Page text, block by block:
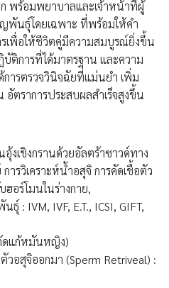
ฮอร์โมนในร่างกาย,
: IVM, IVF, E.T., ICSI, GIFT,
ดแก้หมันหญิง)
อสุจิออกมา (Sperm Retriveal) :
ธุกรรม PGD, PCR
ร2) ชั้น 1 สุขุมวิท 49 แขวง
พมหานคร 10110
น.
ก ชั้น 4 ถนนศรีนครินทร์ แขวง
มหานคร 10250